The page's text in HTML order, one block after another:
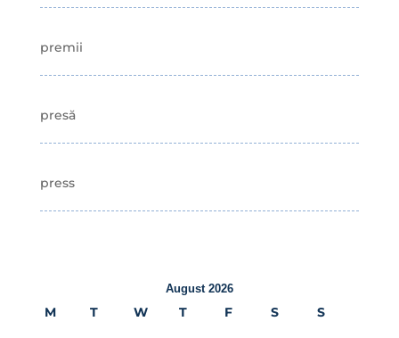
premii
presă
press
August 2026
M T W T F S S